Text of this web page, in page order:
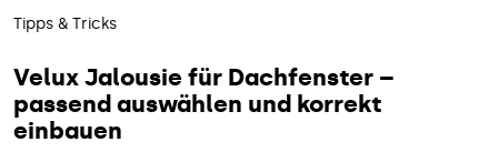
Tipps & Tricks
Velux Jalousie für Dachfenster –
passend auswählen und korrekt
einbauen